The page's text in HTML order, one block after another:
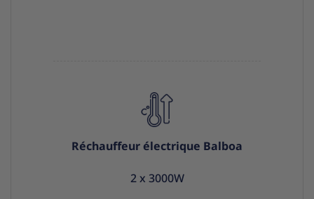
Réchauffeur électrique Balboa
2 x 3000W